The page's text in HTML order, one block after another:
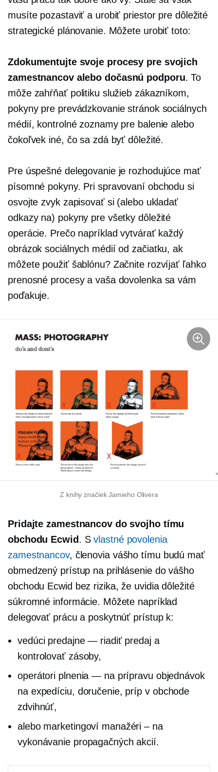
musíte pozastaviť a urobiť priestor pre dôležité
strategické plánovanie. Môžete urobiť toto:
Zdokumentujte svoje procesy pre svojich
zamestnancov alebo dočasnú podporu. To
môže zahŕňať politiku služieb zákazníkom,
pokyny pre prevádzkovanie stránok sociálnych
médií, kontrolné zoznamy pre balenie alebo
čokoľvek iné, čo sa zdá byť dôležité.
Pre úspešné delegovanie je rozhodujúce mať
písomné pokyny. Pri spravovaní obchodu si
osvojte zvyk zapisovať si (alebo ukladať
odkazy na) pokyny pre všetky dôležité
operácie. Prečo napríklad vytvárať každý
obrázok sociálnych médií od začiatku, ak
môžete použiť šablónu? Začnite rozvíjať ľahko
prenosné procesy a vaša dovolenka sa vám
poďakuje.
Z knihy značiek Jamieho Olivera
Pridajte zamestnancov do svojho tímu
obchodu Ecwid. Svlastné povolenia
zamestnancov, členovia vášho tímu budú mať
obmedzený prístup na prihlásenie do vášho
obchodu Ecwid bez rizika, že uvidia dôležité
súkromné ​​informácie. Môžete napríklad
delegovať prácu a poskytnúť prístup k:
vedúci predajne — riadiť predaj a
kontrolovať zásoby,
operátori plnenia — na prípravu objednávok
na expedíciu, doručenie, príp v obchode
zdvihnúť,
alebo marketingoví manažéri – na
vykonávanie propagačných akcií.